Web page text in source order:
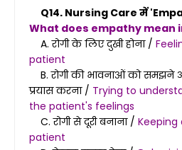
Q14. Nursing Care में
What does empathy mean
A. रोगी के लिए दुखी होना /
patient
B. रोगी की भावनाओं को
प्रयास करना / Trying to
the patient's feelings
C. रोगी से दूरी बनाना /
patient